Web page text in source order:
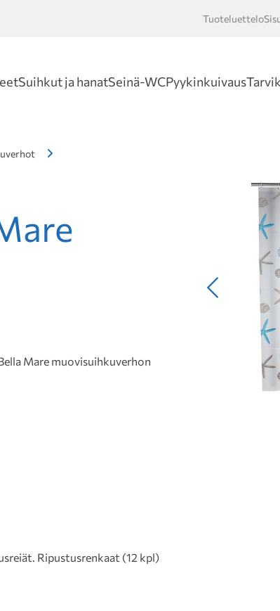
Tuoteluettelo
Suihkut ja hanatSeinä-WCPyykinkuivaus
Mare muovisuihkuverhon
Edellinen
Ripustusrenkaat (12 kpl)